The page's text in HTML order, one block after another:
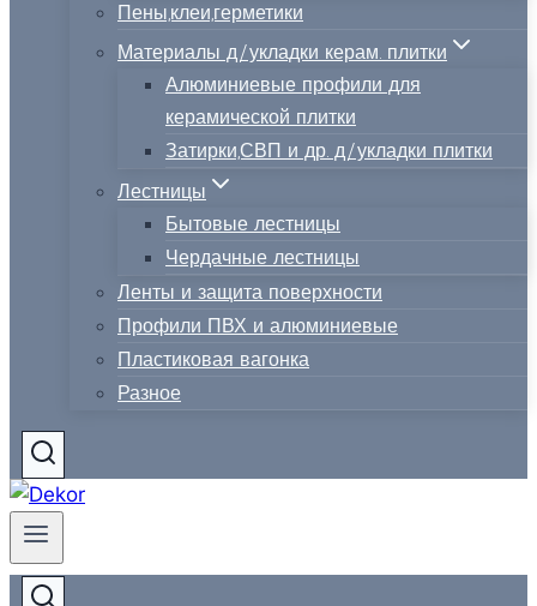
Пены,клеи,герметики
Материалы д/укладки керам. плитки
Алюминиевые профили для
керамической плитки
Затирки,СВП и др. д/укладки плитки
Лестницы
Бытовые лестницы
Чердачные лестницы
Ленты и защита поверхности
Профили ПВХ и алюминиевые
Пластиковая вагонка
Разное